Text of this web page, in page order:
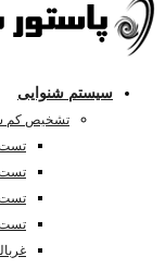
سیستم شنوایی
تشخیص کم
تست
تست
تست
تست